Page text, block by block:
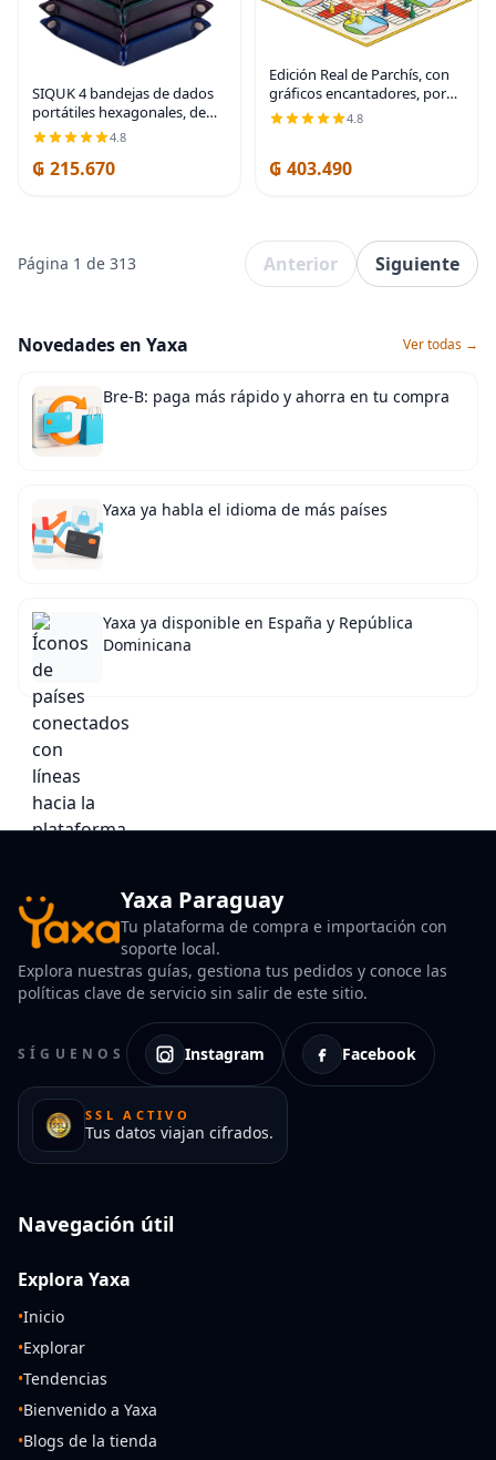
SIQUK 4 bandejas de dados
portátiles hexagonales, de
piel sintética, para juegos de
dados como RPG, DND y
otros juegos de mesa (negro,
4.8
₲ 215.670
Edición Real de Parchís, con
gráficos encantadores, por
Winning Moves Games USA |
Favorito clásico de la familia,
4.8
₲ 403.490
Página 1 de 313 Anterior Siguiente
Novedades en Yaxa Ver todas →
Bre-B: paga más rápido y ahorra en tu compra
Yaxa ya habla el idioma de más países
Yaxa ya disponible en España y República
Dominicana
Yaxa Paraguay
Tu plataforma de compra e importación con
soporte local.
Explora nuestras guías, gestiona tus pedidos y conoce las
políticas clave de servicio sin salir de este sitio.
SÍGUENOS Instagram Facebook
SSL ACTIVO
Tus datos viajan cifrados.
Navegación útil
Explora Yaxa
•Inicio
•Explorar
•Tendencias
•Bienvenido a Yaxa
•Blogs de la tienda